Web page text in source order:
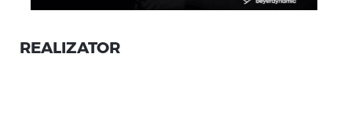
REALIZATOR